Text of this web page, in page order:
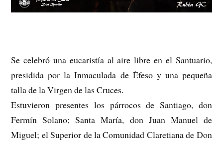
Se celebró una eucaristía al aire libre en el Santuario,
presidida por la Inmaculada de Éfeso y una pequeña
talla de la Virgen de las Cruces.
Estuvieron presentes los párrocos de Santiago, don
Fermín Solano; Santa María, don Juan Manuel de
Miguel; el Superior de la Comunidad Claretiana de Don